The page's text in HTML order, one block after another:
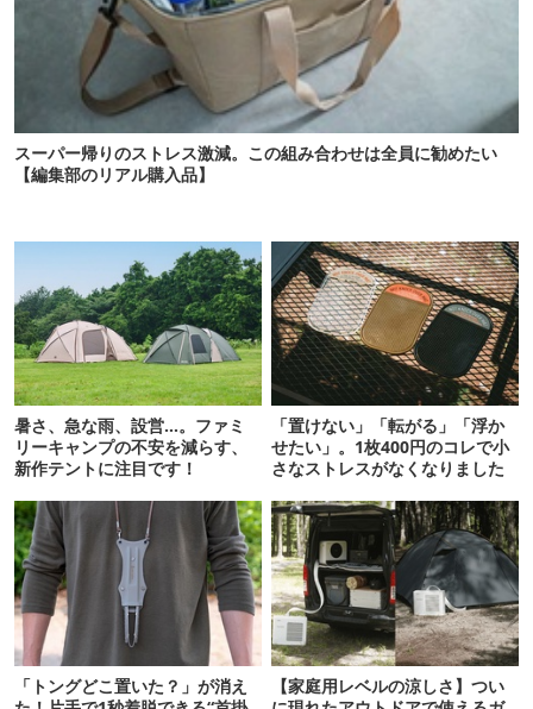
スーパー帰りのストレス激減。この組み合わせは全員に勧めたい
【編集部のリアル購入品】
暑さ、急な雨、設営…。ファミ
リーキャンプの不安を減らす、
新作テントに注目です！
「置けない」「転がる」「浮か
せたい」。1枚400円のコレで小
さなストレスがなくなりました
「トングどこ置いた？」が消え
【家庭用レベルの涼しさ】つい